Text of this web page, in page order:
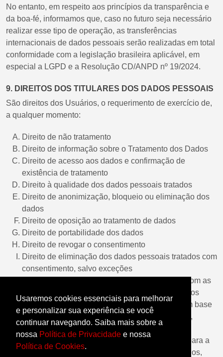
Usaremos cookies essenciais para melhorar
e personalizar sua experiência se você
continuar navegando. Saiba mais sobre a
nossa Política de Privacidade e nossa
Política de Cookies.
No entanto, em respeito aos princípios da transparência e
da boa-fé, informamos que, caso no futuro seja necessário
realizar esse tipo de operação, as transferências
internacionais de dados pessoais serão realizadas em total
conformidade com a legislação brasileira aplicável, em
especial a LGPD e a Resolução CD/ANPD nº 19/2024.
9. DIREITOS DOS TITULARES DOS DADOS PESSOAIS
São direitos dos Usuários, o requerimento de exercício de,
a qualquer momento:
Direito de não tratamento
Direito de informação sobre o Tratamento dos Dados
Direito de acesso aos dados e confirmação de
existência de tratamento
Direito à qualidade dos dados pessoais tratados
Direito de anonimização, bloqueio ou eliminação dos
dados
Direito de oposição ao tratamento de dados
Direito de portabilidade dos dados
Direito de revogar o consentimento
Direito de eliminação dos dados pessoais tratados com
consentimento, salvo exceções
Informação das entidades públicas e privadas com as
quais nós realizamos uso compartilhado de dados
Revisão das decisões tomadas unicamente com base
em tratamento automatizado de dados pessoais,
quando aplicável
Solicitação da íntegra das cláusulas utilizadas para a
realização da transferência internacional de dados,